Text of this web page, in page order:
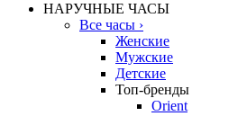
НАРУЧНЫЕ ЧАСЫ
Все часы ›
Женские
Мужские
Детские
Топ-бренды
Orient